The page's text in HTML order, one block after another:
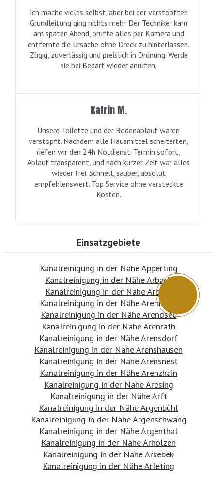
Ich mache vieles selbst, aber bei der verstopften
Grundleitung ging nichts mehr. Der Techniker kam
am späten Abend, prüfte alles per Kamera und
entfernte die Ursache ohne Dreck zu hinterlassen.
Zügig, zuverlässig und preislich in Ordnung. Werde
sie bei Bedarf wieder anrufen.
Katrin M.
Unsere Toilette und der Bodenablauf waren
verstopft. Nachdem alle Hausmittel scheiterten,
riefen wir den 24h Notdienst. Termin sofort,
Ablauf transparent, und nach kurzer Zeit war alles
wieder frei. Schnell, sauber, absolut
empfehlenswert. Top Service ohne versteckte
Kosten.
Einsatzgebiete
Kanalreinigung in der Nähe Apperting
Kanalreinigung in der Nähe Arbach
Kanalreinigung in der Nähe Arberg
Kanalreinigung in der Nähe Aremberg
Kanalreinigung in der Nähe Arendsee
Kanalreinigung in der Nähe Arenrath
Kanalreinigung in der Nähe Arensdorf
Kanalreinigung in der Nähe Arenshausen
Kanalreinigung in der Nähe Arensnest
Kanalreinigung in der Nähe Arenzhain
Kanalreinigung in der Nähe Aresing
Kanalreinigung in der Nähe Arft
Kanalreinigung in der Nähe Argenbühl
Kanalreinigung in der Nähe Argenschwang
Kanalreinigung in der Nähe Argenthal
Kanalreinigung in der Nähe Arholzen
Kanalreinigung in der Nähe Arkebek
Kanalreinigung in der Nähe Arleting